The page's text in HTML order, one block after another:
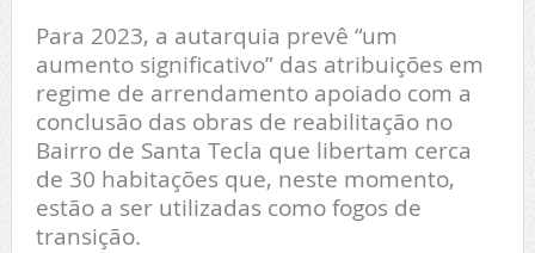
Para 2023, a autarquia prevê “um
aumento significativo” das atribuições em
regime de arrendamento apoiado com a
conclusão das obras de reabilitação no
Bairro de Santa Tecla que libertam cerca
de 30 habitações que, neste momento,
estão a ser utilizadas como fogos de
transição.